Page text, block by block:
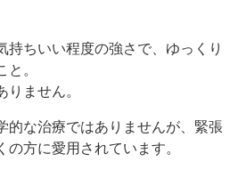
持ちいい程度の強さで、ゆっくり
。
ません。
的な治療ではありませんが、緊張
方に愛用されています。